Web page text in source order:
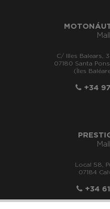
C/ Illes Balears,
07180 Santa
(Îles
+34
Local 58,
07184
+34